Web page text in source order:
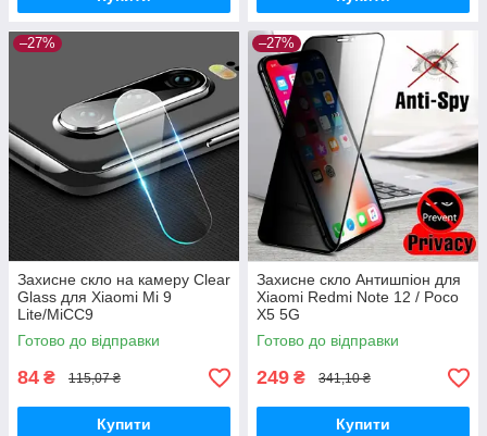
–27%
Захисне скло на камеру Clear
Glass для Xiaomi Mi 9
Lite/MiCC9
Готово до відправки
84 ₴ 115,07 ₴
Купити
–27%
Захисне скло Антишпіон для
Xiaomi Redmi Note 12 / Poco
X5 5G
Готово до відправки
249 ₴ 341,10 ₴
Купити